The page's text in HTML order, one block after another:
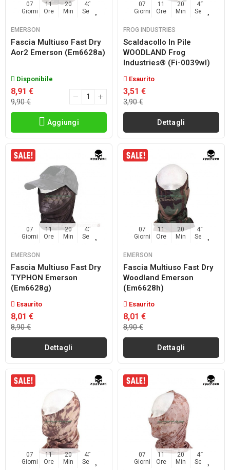
07
Giorni
11
Ore
20
Min
42
Sec
EMERSON
Fascia Multiuso Fast Dry
Aor2 Emerson (em6628a)
Disponibile
8,91 €
9,90 €
Aggiungi
07
Giorni
11
Ore
20
Min
42
Sec
FROG INDUSTRIES
Scaldacollo In Pile
WOODLAND Frog
Industries® (fi-0039wl)
Esaurito
3,51 €
3,90 €
Dettagli
07
Giorni
11
Ore
20
Min
42
Sec
EMERSON
Fascia Multiuso Fast Dry
TYPHON Emerson
(em6628g)
Esaurito
8,01 €
8,90 €
Dettagli
07
Giorni
11
Ore
20
Min
42
Sec
EMERSON
Fascia Multiuso Fast Dry
Woodland Emerson
(em6628h)
Esaurito
8,01 €
8,90 €
Dettagli
07
Giorni
11
Ore
20
Min
42
Sec
07
Giorni
11
Ore
20
Min
42
Sec